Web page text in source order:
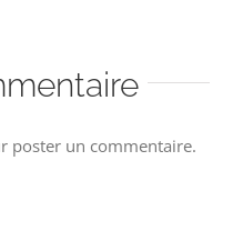
poster un commentaire.